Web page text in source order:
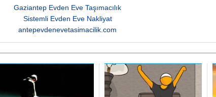
Gaziantep Evden Eve Taşımacılık
Sistemli Evden Eve Nakliyat
antepevdenevetasimacilik.com